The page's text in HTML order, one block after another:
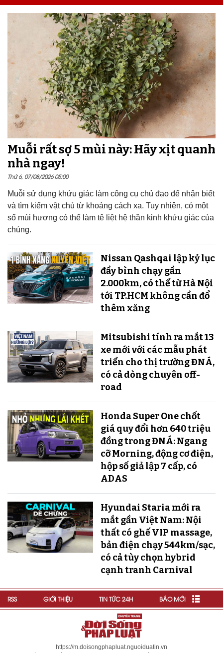
Muỗi rất sợ 5 mùi này: Hãy xịt quanh
nhà ngay!
Thứ 6, 07/08/2026 05:00
Muỗi sử dụng khứu giác làm công cụ chủ đạo để nhận biết
và tìm kiếm vật chủ từ khoảng cách xa. Tuy nhiên, có một
số mùi hương có thể làm tê liệt hệ thần kinh khứu giác của
chúng.
Nissan Qashqai lập kỷ lục
đầy bình chạy gần
2.000km, có thể từ Hà Nội
tới TP.HCM không cần đổ
thêm xăng
Mitsubishi tính ra mắt 13
xe mới với các mẫu phát
triển cho thị trường ĐNÁ,
có cả dòng chuyên off-
road
Honda Super One chốt
giá quy đổi hơn 640 triệu
đồng trong ĐNÁ: Ngang
cỡ Morning, động cơ điện,
hộp số giả lập 7 cấp, có
ADAS
Hyundai Staria mới ra
mắt gần Việt Nam: Nội
thất có ghế VIP massage,
bản điện chạy 544km/sạc,
có cả tùy chọn hybrid
cạnh tranh Carnival
RSS GIỚI THIỆU TIN TỨC 24H BÁO MỚI
https://m.doisongphapluat.nguoiduatin.vn